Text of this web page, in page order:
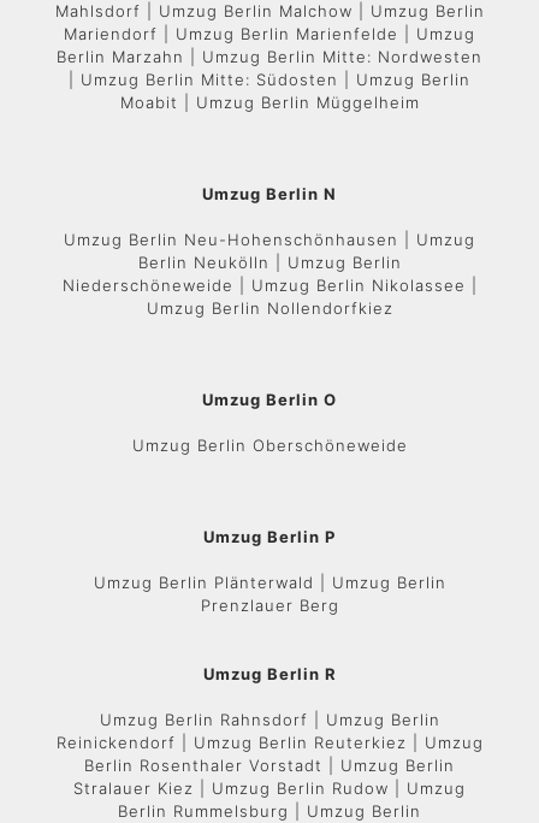
Mahlsdorf | Umzug Berlin Malchow | Umzug Berlin
Mariendorf | Umzug Berlin Marienfelde | Umzug
Berlin Marzahn | Umzug Berlin Mitte: Nordwesten
| Umzug Berlin Mitte: Südosten | Umzug Berlin
Moabit | Umzug Berlin Müggelheim
Umzug Berlin N
Umzug Berlin Neu-Hohenschönhausen | Umzug
Berlin Neukölln | Umzug Berlin
Niederschöneweide | Umzug Berlin Nikolassee |
Umzug Berlin Nollendorfkiez
Umzug Berlin O
Umzug Berlin Oberschöneweide
Umzug Berlin P
Umzug Berlin Plänterwald | Umzug Berlin
Prenzlauer Berg
Umzug Berlin R
Umzug Berlin Rahnsdorf | Umzug Berlin
Reinickendorf | Umzug Berlin Reuterkiez | Umzug
Berlin Rosenthaler Vorstadt | Umzug Berlin
Stralauer Kiez | Umzug Berlin Rudow | Umzug
Berlin Rummelsburg | Umzug Berlin